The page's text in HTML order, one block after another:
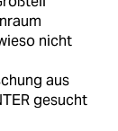
nicht
aus
gesucht